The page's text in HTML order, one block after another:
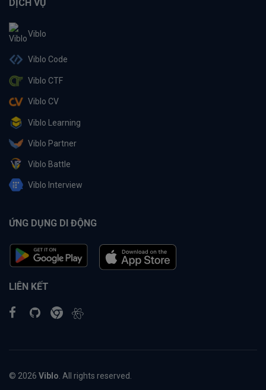
DỊCH VỤ
Viblo
Viblo Code
Viblo CTF
Viblo CV
Viblo Learning
Viblo Partner
Viblo Battle
Viblo Interview
ỨNG DỤNG DI ĐỘNG
LIÊN KẾT
© 2026 Viblo . All rights reserved.